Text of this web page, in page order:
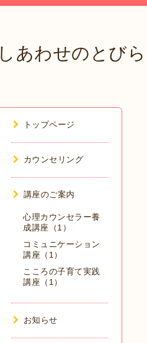
しあわせのとびら
トップページ
カウンセリング
講座のご案内
心理カウンセラー養
成講座（1）
コミュニケーション
講座（1）
こころの子育て実践
講座（1）
お知らせ